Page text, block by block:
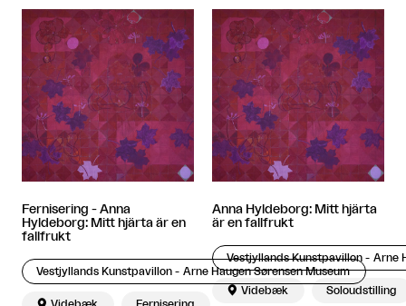
Fernisering - Anna
Hyldeborg: Mitt hjärta är en
fallfrukt
Vestjyllands Kunstpavillon - Arne Haugen Sørensen Museum
Anna Hyldeborg: Mitt hjärta
är en fallfrukt
Vestjyllands Kunstpavillon - Arne
 Videbæk Soloudstilling